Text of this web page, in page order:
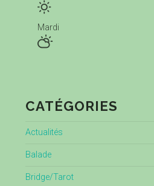
Mardi
CATÉGORIES
Actualités
Balade
Bridge/Tarot